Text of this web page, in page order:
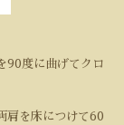
90度に曲げてクロ
肩を床につけて60